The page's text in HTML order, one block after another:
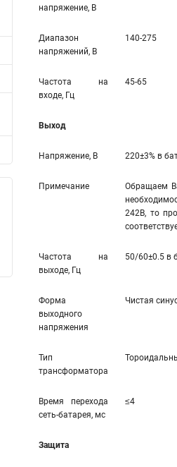
напряжение, В
Диапазон
напряжений, В
140-275
Частота на
входе, Гц
45-65
Выход
Напряжение, В 220±3% в
Примечание
Обращаем
242В, то
Частота на
выходе, Гц
50/60±0.5 в
Форма
выходного
напряжения
Чистая
Тип
трансформатора
Время перехода
сеть-батарея, мс
≤4
Защита